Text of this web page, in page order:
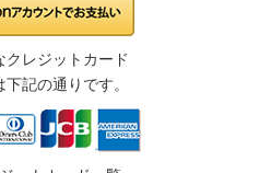
クレジットカード
記の通りです。